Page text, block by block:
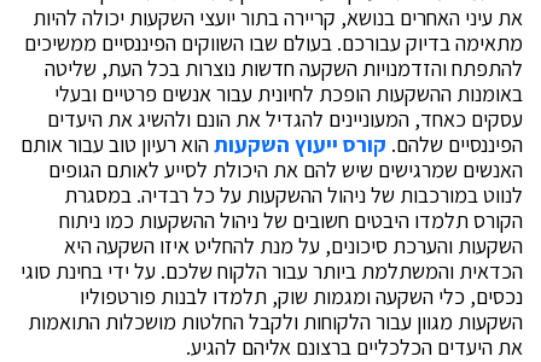
את עיני האחרים בנושא, קריירה בתור יועצי השקעות יכולה להיות
מתאימה בדיוק עבורכם. בעולם שבו השווקים הפיננסיים ממשיכים
להתפתח והזדמנויות השקעה חדשות נוצרות בכל העת, שליטה
באומנות ההשקעות הופכת לחיונית עבור אנשים פרטיים ובעלי
עסקים כאחד, המעוניינים להגדיל את הונם ולהשיג את היעדים
הפיננסיים שלהם. קורס ייעוץ השקעותהוא רעיון טוב עבור אותם
האנשים שמרגישים שיש להם את היכולת לסייע לאותם הגופים
לנווט במורכבות של ניהול ההשקעות על כל רבדיה. במסגרת
הקורס תלמדו היבטים חשובים של ניהול ההשקעות כמו ניתוח
השקעות והערכת סיכונים, על מנת להחליט איזו השקעה היא
הכדאית והמשתלמת ביותר עבור הלקוח שלכם. על ידי בחינת סוגי
נכסים, כלי השקעה ומגמות שוק, תלמדו לבנות פורטפוליו
השקעות מגוון עבור הלקוחות ולקבל החלטות מושכלות התואמות
את היעדים הכלכליים ברצונם אליהם להגיע.